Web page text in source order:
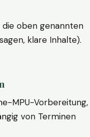
oben genannten
klare Inhalte).
MPU-Vorbereitung,
von Terminen